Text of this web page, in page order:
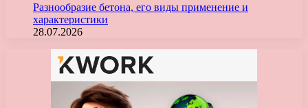
Разнообразие бетона, его виды применение и
характеристики
28.07.2026